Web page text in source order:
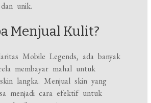
unik.
Menjual Kulit?
Mobile Legends, ada banyak
membayar mahal untuk
langka. Menjual skin yang
menjadi cara efektif untuk